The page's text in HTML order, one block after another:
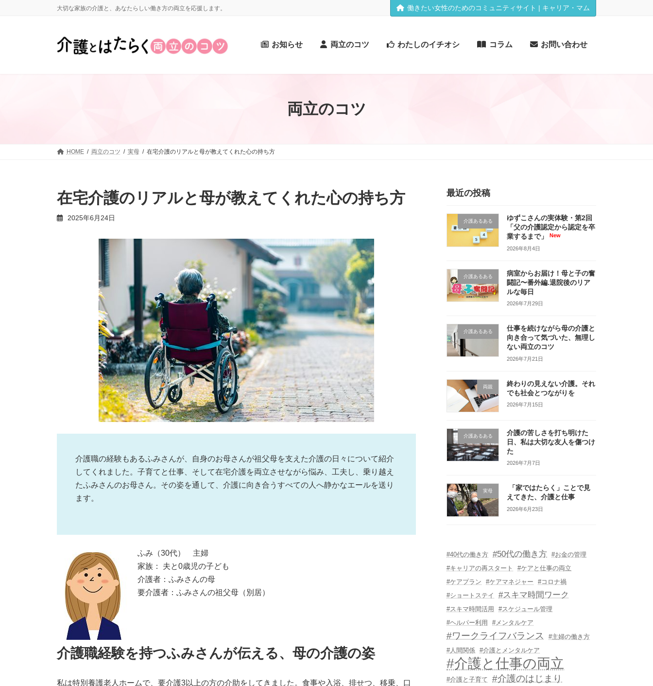
大切な家族の介護と、あなたらしい働き方の両立を応援します。 働きたい女性のためのコミュニティサイト | キャリア・マム
お知らせ 両立のコツ わたしのイチオシ コラム お問い合わせ
両立のコツ
HOME 両立のコツ 実母 在宅介護のリアルと母が教えてくれた心の持ち方
在宅介護のリアルと母が教えてくれた心の持ち方
2025年6月24日
介護職の経験もあるふみさんが、自身のお母さんが祖父母を支えた介護の日々について紹介
してくれました。子育てと仕事、そして在宅介護を両立させながら悩み、工夫し、乗り越え
たふみさんのお母さん。その姿を通して、介護に向き合うすべての人へ静かなエールを送り
ます。
ふみ（30代） 主婦
家族： 夫と0歳児の子ども
介護者：ふみさんの母
要介護者：ふみさんの祖父母（別居）
介護職経験を持つふみさんが伝える、母の介護の姿
私は特別養護老人ホームで、要介護3以上の方の介助をしてきました。食事や入浴、排せつ、移乗、口
最近の投稿
介護あるある
ゆずこさんの実体験・第2回
「父の介護認定から認定を卒
業するまで」
2026年8月4日
介護あるある
病室からお届け！母と子の奮
闘記〜番外編.退院後のリア
ルな毎日
2026年7月29日
介護あるある
仕事を続けながら母の介護と
向き合って気づいた、無理し
ない両立のコツ
2026年7月21日
両親
終わりの見えない介護。それ
でも社会とつながりを
2026年7月15日
介護あるある
介護の苦しさを打ち明けた
日、私は大切な友人を傷つけ
た
2026年7月7日
実母
「家ではたらく」ことで見
えてきた、介護と仕事
2026年6月23日
#40代の働き方 #50代の働き方
#お金の管理
#キャリアの再スタート
#ケアと仕事の両立
#ケアプラン
#ケアマネジャー
#コロナ禍
#ショートステイ
#スキマ時間ワーク
#スキマ時間活用
#スケジュール管理
#ヘルパー利用
#メンタルケア
#ワークライフバランス
#主婦の働き方
#人間関係
#介護とメンタルケア
#介護と仕事の両立
#介護と子育て #介護のはじまり